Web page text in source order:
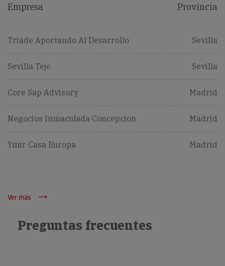
Empresa Provincia
Triade Aportando Al Desarrollo Sevilla
Sevilla Teje Sevilla
Core Sap Advisory Madrid
Negocios Inmaculada Concepcion Madrid
Ymir Casa Europa Madrid
Ver más
Preguntas frecuentes